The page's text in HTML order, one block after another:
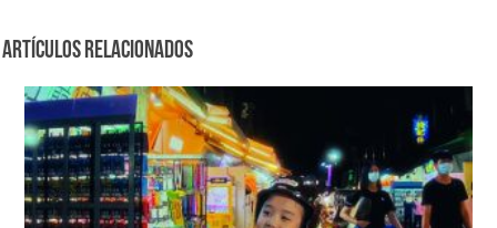
Artículos Relacionados